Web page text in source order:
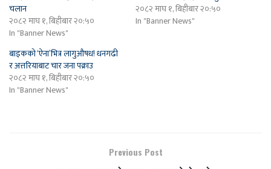
चलान
२०८२ माघ १, बिहीबार २०:५०
In "Banner News"
२०८२ माघ १, बिहीबार २०:५०
In "Banner News"
बाइकको ‘ऐना’भित्र लागुऔषध! धनगढी
र अत्तरियाबाट चार जना पक्राउ
२०८२ माघ १, बिहीबार २०:५०
In "Banner News"
Previous Post